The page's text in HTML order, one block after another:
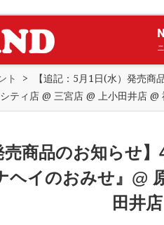
ト >
【追記：5月1日(水）発売
ティ店 @ 三宮店 @ 上小田井店 @
売商品のお知らせ
ヘイのおみせ』@
田井